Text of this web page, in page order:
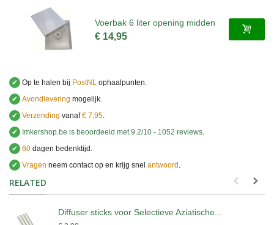
Voerbak 6 liter opening midden
€ 14,95
✔ Op te halen bij PostNL ophaalpunten.
✔ Avondlevering mogelijk.
✔ Verzending vanaf€ 7,95.
✔
Imkershop.be is beoordeeld met9.2/10 - 1052 reviews.
✔ 60 dagen bedenktijd.
✔ Vragen neem contact op en krijg snel antwoord .
RELATED
Diffuser sticks voor Selectieve Aziatische...